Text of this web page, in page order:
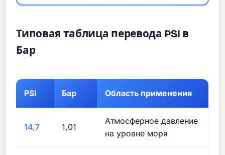
Типовая таблица перевода PSI в
Бар
PSI Бар Область применения
14,7 1,01
Атмосферное давление
на уровне моря